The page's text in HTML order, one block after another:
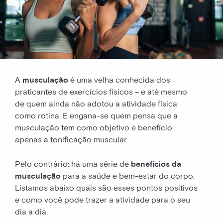
A musculação é uma velha conhecida dos
praticantes de exercícios físicos – e até mesmo
de quem ainda não adotou a atividade física
como rotina. E engana-se quem pensa que a
musculação tem como objetivo e benefício
apenas a tonificação muscular.
Pelo contrário: há uma série de benefícios da
musculação para a saúde e bem-estar do corpo.
Listamos abaixo quais são esses pontos positivos
e como você pode trazer a atividade para o seu
dia a dia.